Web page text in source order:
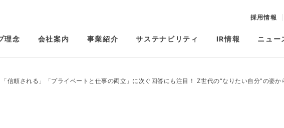
採用情報
理念 会社案内 事業紹介 サステナビリティ IR情報 ニュー
頼される」「プライベートと仕事の両立」に次ぐ回答にも注目！ Z世代の“なりたい自分”の姿か